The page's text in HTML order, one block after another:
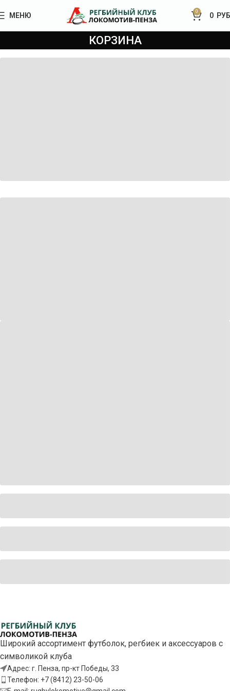
МЕНЮ 0 0
КОРЗИНА
Широкий ассортимент футболок, регбиек и аксессуаров с
символикой клуба
Адрес: г. Пенза, пр-кт Победы, 33
Телефон: +7 (8412) 23-50-06